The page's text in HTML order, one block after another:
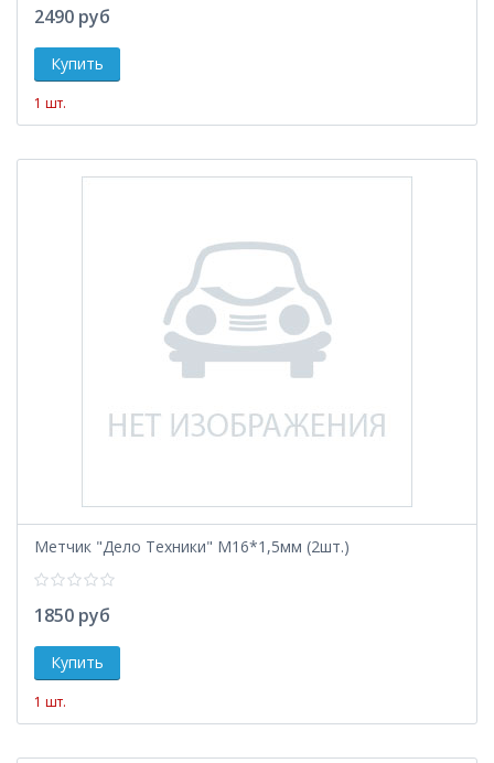
2490 руб
1 шт.
Метчик "Дело Техники" М16*1,5мм (2шт.)
1850 руб
1 шт.